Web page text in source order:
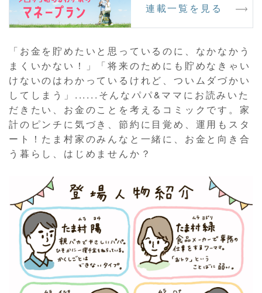
連載一覧を見る
「お金を貯めたいと思っているのに、なかなかう
まくいかない！」「将来のためにも貯めなきゃい
けないのはわかっているけれど、ついムダづかい
してしまう」......そんなパパ&ママにお読みいた
だきたい、お金のことを考えるコミックです。家
計のピンチに気づき、節約に目覚め、運用もスタ
ート！たま村家のみんなと一緒に、お金と向き合
う暮らし、はじめませんか？